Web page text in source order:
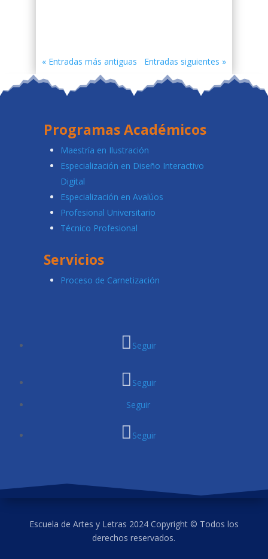
« Entradas más antiguas Entradas siguientes »
Programas Académicos
Maestría en Ilustración
Especialización en Diseño Interactivo
Digital
Especialización en Avalúos
Profesional Universitario
Técnico Profesional
Servicios
Proceso de Carnetización
Seguir
Seguir
Seguir
Seguir
Escuela de Artes y Letras 2024 Copyright © Todos los
derechos reservados.